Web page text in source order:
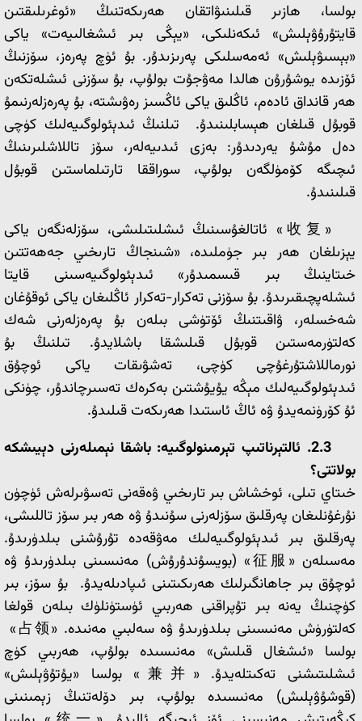
بولسا، ھازىر قىلىنىۋاتقان ھەرىكەتنىڭ «ئوغرىلىقتىن
قايتۇرۇۋېلىش» ئىكەنلىكى، «يېڭى بىر ئىشغالىيەت» ياكى
«بېسىۋېلىش» ئەمەسلىكى پەرىزىدۇر. بۇ ئۈچ پەرەز، سۆزنىڭ
ئۆزىدە يوشۇرۇن ھالدا مەۋجۇت بولۇپ، بۇ سۆزنى ئىشلەتكەن
ھەر قانداق ئادەم، ئاڭلىق ياكى ئاڭسىز رەۋىشتە، بۇ پەرەزلەرنىمۇ
قوبۇل قىلغان ھېسابلىنىدۇ. تىلنىڭ ئىدېئولوگىيەلىك كۈچى
دەل مۇشۇ يەردىدۇر: بەزى ئىدىيەلەر، سۆز تاللاشلىرىنىڭ
ئىچىگە كۆمۈلگەن بولۇپ، سوراققا تارتىلماستىن قوبۇل
قىلىنىدۇ.
«收复» ئاتالغۇسىنىڭ ئىشلىتىلىشى، سۆزلەنگەن ياكى
يېزىلغان ھەر بىر جۈملىدە، «شىنجاڭ تارىخىي جەھەتتىن
خىتاينىڭ بىر قىسمىدۇر» ئىدېئولوگىيەسىنى قايتا
ئىشلەپچىقىرىدۇ. بۇ سۆزنى تەكرار-تەكرار ئاڭلىغان ياكى ئوقۇغان
شەخسلەر، ۋاقىتنىڭ ئۆتۈشى بىلەن بۇ پەرەزلەرنى شەك
كەلتۈرمەستىن قوبۇل قىلىشقا باشلايدۇ. تىلنىڭ بۇ
نورماللاشتۇرغۇچى كۈچى، تەشۋىقات ياكى ئوچۇق
ئىدېئولوگىيەلىك مېڭە يۇيۇشتىن بەكرەك تەسىرچاندۇر، چۈنكى
ئۇ كۆرۈنمەيدۇ ۋە ئاڭ ئاستىدا ھەرىكەت قىلىدۇ.
2.3. ئ‍التېرناتىپ تېرمىنولوگىيە: باشقا نېمىلەرنى دېيىشكە
بولاتتى؟
خىتاي تىلى، ئوخشاش بىر تارىخىي ۋەقەنى تەسۋىرلەش ئۈچۈن
نۇرغۇنلىغان پەرقلىق سۆزلەرنى سۇنىدۇ ۋە ھەر بىر سۆز تاللىشى،
پەرقلىق بىر ئىدېئولوگىيەلىك مەۋقەدە تۇرۇشنى بىلدۈرىدۇ.
مەسىلەن «征服» (بويسۇندۇرۇش) مەنىسىنى بىلدۈرىدۇ ۋە
ئوچۇق بىر جاھانگىرلىك ھەرىكىتىنى ئىپادىلەيدۇ. بۇ سۆز، بىر
كۈچنىڭ يەنە بىر تۇپراقنى ھەربىي ئۈستۈنلۈك بىلەن قولغا
كەلتۈرۈش مەنىسىنى بىلدۈرىدۇ ۋە سەلبىي مەنىدە. «占领»
بولسا «ئىشغال قىلىش» مەنىسىدە بولۇپ، ھەربىي كۈچ
ئىشلىتىشنى تەكىتلەيدۇ. «兼并» بولسا «يۇتۇۋېلىش»
(قوشۇۋېلىش) مەنىسىدە بولۇپ، بىر دۆلەتنىڭ زېمىنىنى